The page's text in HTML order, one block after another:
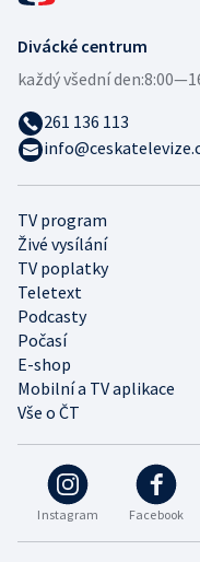
Instagram Facebook
TV program
Živé vysílání
TV poplatky
Teletext
Podcasty
Počasí
E-shop
Mobilní a TV aplikace
Vše o ČT
Divácké centrum
každý všední den:
261 136 113